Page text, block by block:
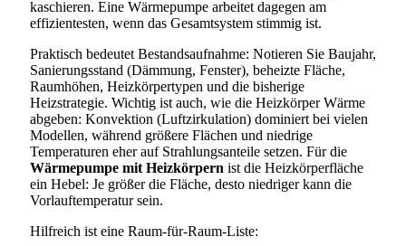
kaschieren. Eine Wärmepumpe arbeitet dagegen am
effizientesten, wenn das Gesamtsystem stimmig ist.
Praktisch bedeutet Bestandsaufnahme: Notieren Sie Baujahr,
Sanierungsstand (Dämmung, Fenster), beheizte Fläche,
Raumhöhen, Heizkörpertypen und die bisherige
Heizstrategie. Wichtig ist auch, wie die Heizkörper Wärme
abgeben: Konvektion (Luftzirkulation) dominiert bei vielen
Modellen, während größere Flächen und niedrige
Temperaturen eher auf Strahlungsanteile setzen. Für die
Wärmepumpe mit Heizkörpern ist die Heizkörperfläche
ein Hebel: Je größer die Fläche, desto niedriger kann die
Vorlauftemperatur sein.
Hilfreich ist eine Raum-für-Raum-Liste: